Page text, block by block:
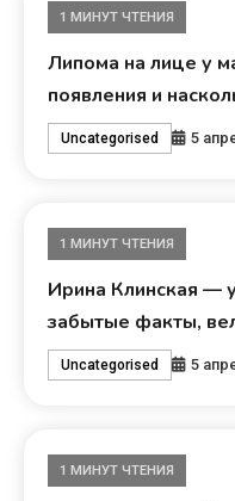
1 МИНУТ ЧТЕНИЯ
Липома на лице у
появления и
Uncategorised 5
1 МИНУТ ЧТЕНИЯ
Ирина Клинская —
забытые факты,
Uncategorised 5
1 МИНУТ ЧТЕНИЯ